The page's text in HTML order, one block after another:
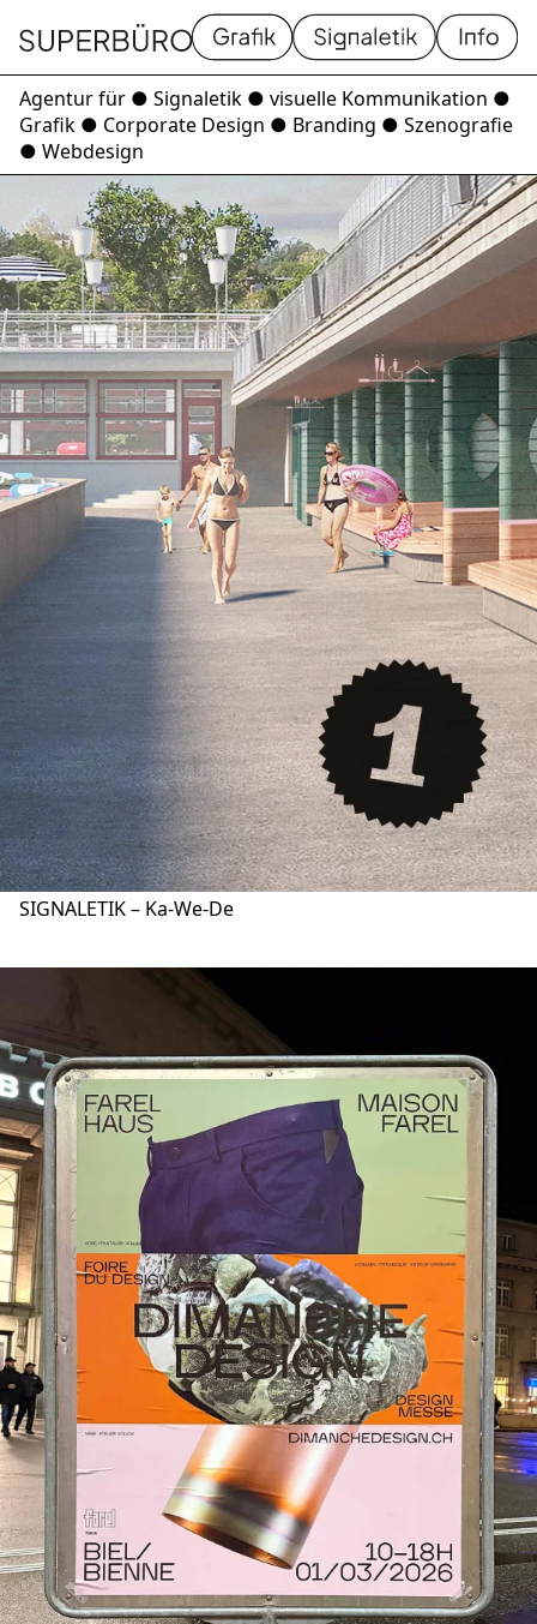
Homapage Grafik Signaletik
Agentur für ● Signaletik ● visuelle Kommunikation ●
Grafik ● Corporate Design ● Branding ● Szenografie
● Webdesign
SIGNALETIK – Ka-We-De